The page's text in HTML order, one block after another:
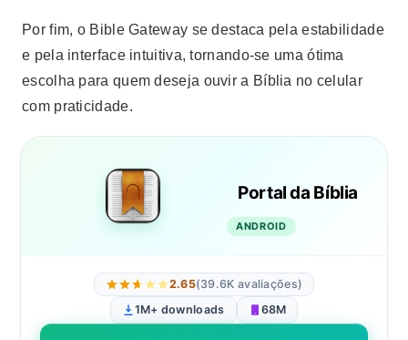
Por fim, o Bible Gateway se destaca pela estabilidade
e pela interface intuitiva, tornando-se uma ótima
escolha para quem deseja ouvir a Bíblia no celular
com praticidade.
Portal da Bíblia
ANDROID
2.65(39.6K avaliações)
1M+ downloads
68M